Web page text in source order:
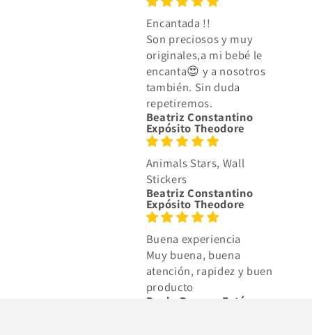
Encantada !!
Son preciosos y muy
originales,a mi bebé le
encanta😍 y a nosotros
también. Sin duda
repetiremos.
Beatriz Constantino
Expósito Theodore
Animals Stars, Wall
Stickers
Beatriz Constantino
Expósito Theodore
Buena experiencia
Muy buena, buena
atención, rapidez y buen
producto
Paula Bengoa Estévez